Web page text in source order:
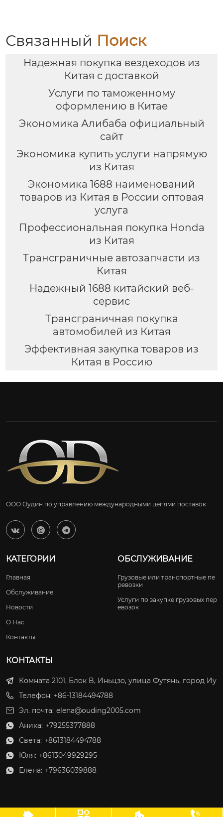
Связанный Поиск
Надежная покупка вездеходов из
Китая с доставкой
Услуги по таможенному
оформлению в Китае
Экономика Алибаба официальный
сайт
Экономика купить услуги напрямую
из Китая
Экономика 1688 наименований
товаров из Китая в России оптовая
услуга
Профессиональная покупка Honda
из Китая
Трансграничные автозапчасти из
Китая
Надежный 1688 китайский веб-
сервис
Трансграничная покупка
автомобилей из Китая
Эффективная закупка товаров из
Китая в Россию
ООО Оудин по управлению международными цепями поставок
  
КАТЕГОРИИ
Главная
Обслуживание
Новости
О Нас
Контакты
ОБСЛУЖИВАНИЕ
Грузовые или транспортные пе
ревозки
Услуги по закупке грузовых пер
евозок
КОНТАКТЫ
Комната 2101, Блок B, Иньцзо, улица Футянь, город Иу
Телефон: +86-13184494788
Эл. почта: elena@ouding2005.com
 Аника: +79255377888
 Света: +8613184494788
 Юля: +8613049929295
 Елена: +79636039888